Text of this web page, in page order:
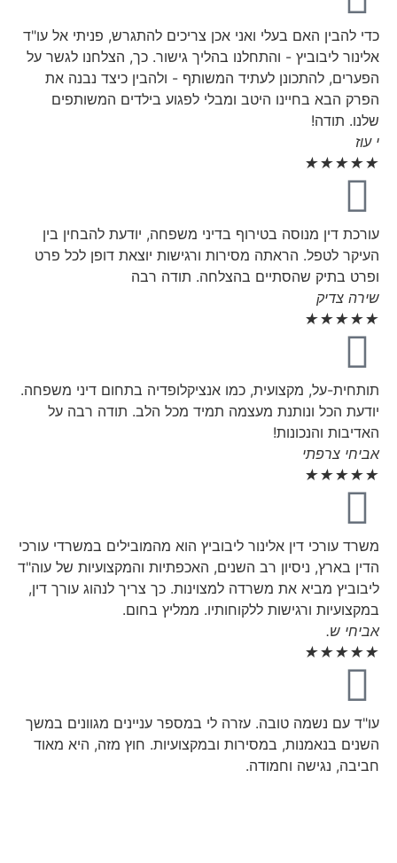
כדי להבין האם בעלי ואני אכן צריכים להתגרש, פניתי אל עו"ד
אלינור ליבוביץ - והתחלנו בהליך גישור. כך, הצלחנו לגשר על
הפערים, להתכונן לעתיד המשותף - ולהבין כיצד נבנה את
הפרק הבא בחיינו היטב ומבלי לפגוע בילדים המשותפים
שלנו. תודה!
י עוז
★
★
★
★
★
עורכת דין מנוסה בטירוף בדיני משפחה, יודעת להבחין בין
העיקר לטפל. הראתה מסירות ורגישות יוצאת דופן לכל פרט
ופרט בתיק שהסתיים בהצלחה. תודה רבה
שירה צדיק
★
★
★
★
★
תותחית-על, מקצועית, כמו אנציקלופדיה בתחום דיני משפחה.
יודעת הכל ונותנת מעצמה תמיד מכל הלב. תודה רבה על
האדיבות והנכונות!
אביחי צרפתי
★
★
★
★
★
משרד עורכי דין אלינור ליבוביץ הוא מהמובילים במשרדי עורכי
הדין בארץ, ניסיון רב השנים, האכפתיות והמקצועיות של עוה"ד
ליבוביץ מביא את משרדה למצוינות. כך צריך לנהוג עורך דין,
במקצועיות ורגישות ללקוחותיו. ממליץ בחום.
אביחי ש.
★
★
★
★
★
עו"ד עם נשמה טובה. עזרה לי במספר עניינים מגוונים במשך
השנים בנאמנות, במסירות ובמקצועיות. חוץ מזה, היא מאוד
חביבה, נגישה וחמודה.